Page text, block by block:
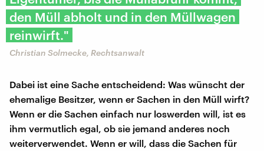
den Müll abholt und in den Müllwagen
reinwirft."
Christian Solmecke, Rechtsanwalt
Dabei ist eine Sache entscheidend: Was wünscht der
ehemalige Besitzer, wenn er Sachen in den Müll wirft?
Wenn er die Sachen einfach nur loswerden will, ist es
ihm vermutlich egal, ob sie jemand anderes noch
weiterverwendet. Wenn er will, dass die Sachen für